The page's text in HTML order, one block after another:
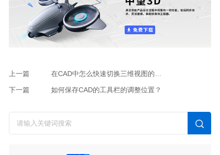
上一篇
下一篇 如何保存CAD的工具栏的调整位置？